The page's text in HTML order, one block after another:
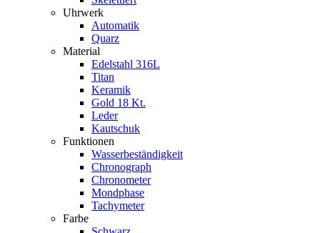
Uhrwerk
Automatik
Quarz
Material
Edelstahl 316L
Titan
Keramik
Gold 18 Kt.
Leder
Kautschuk
Funktionen
Wasserbeständigkeit
Chronograph
Chronometer
Mondphase
Tachymeter
Farbe